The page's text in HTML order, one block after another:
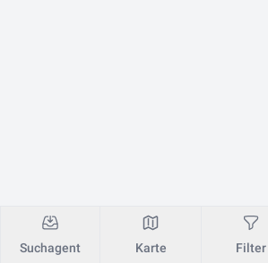
Suchagent Karte Filter